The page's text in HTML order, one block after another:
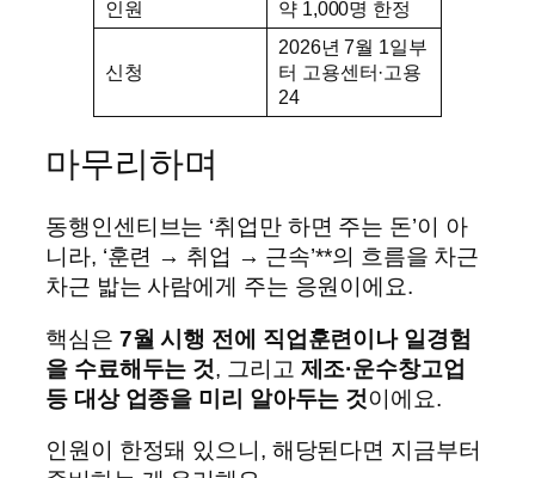
인원 약 1,000명 한정
신청
2026년 7월 1일부
터 고용센터·고용
24
마무리하며
동행인센티브는 ‘취업만 하면 주는 돈’이 아
니라, ‘훈련 → 취업 → 근속’**의 흐름을 차근
차근 밟는 사람에게 주는 응원이에요.
핵심은 7월 시행 전에 직업훈련이나 일경험
을 수료해두는 것, 그리고 제조·운수창고업
등 대상 업종을 미리 알아두는 것이에요.
인원이 한정돼 있으니, 해당된다면 지금부터